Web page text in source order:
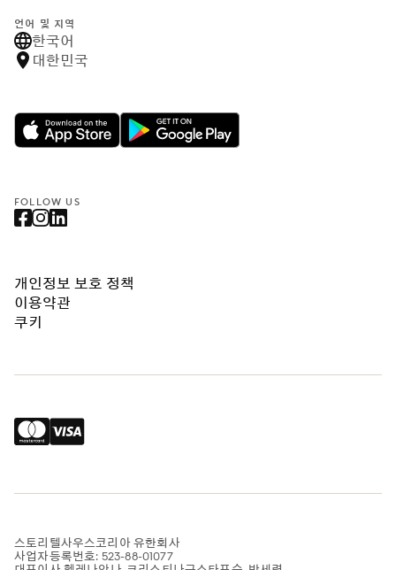
언어 및 지역
한국어
대한민국
FOLLOW US
개인정보 보호 정책
이용약관
쿠키
스토리텔사우스코리아 유한회사
사업자등록번호: 523-88-01077